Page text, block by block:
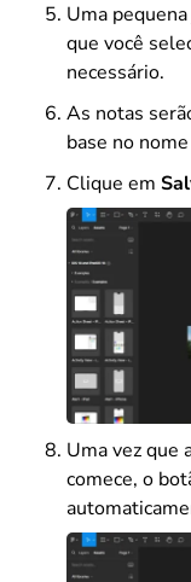
Uma
que você
necessário.
As notas
base no
Clique em
Uma vez que
comece, o